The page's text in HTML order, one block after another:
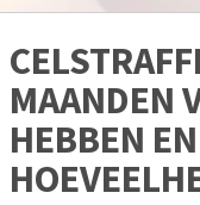
MAANDEN
HEBBEN